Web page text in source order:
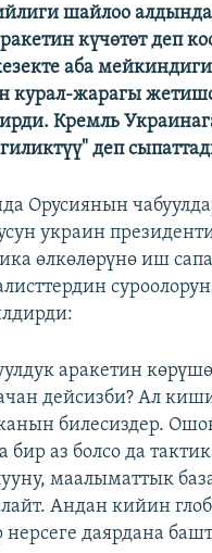
шайлоо
күчөтөт деп
аба
курал-жарагы
Кремль
деп
Орусиянын
украин
өлкөлөрүнө иш
аракетин
дейсизби? Ал
билесиздер.
аз болсо да
маалыматтык
Андан кийин
даярдана